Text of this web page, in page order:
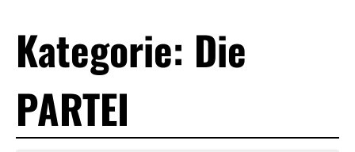
Kategorie: Die
PARTEI